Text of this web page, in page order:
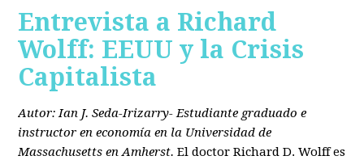
Entrevista a Richard
Wolff: EEUU y la Crisis
Capitalista
Autor: Ian J. Seda-Irizarry- Estudiante graduado e
instructor en economía en la Universidad de
Massachusetts en Amherst. El doctor Richard D. Wolff es